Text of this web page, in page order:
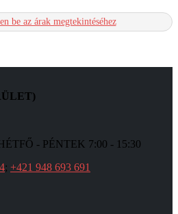
be az árak megtekintéséhez
- PÉNTEK 7:00 - 15:30
; +421 948 693 691